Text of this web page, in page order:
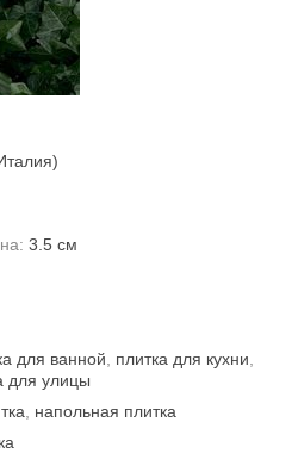
3.5 см
для ванной плитка для кухни
для улицы
напольная плитка